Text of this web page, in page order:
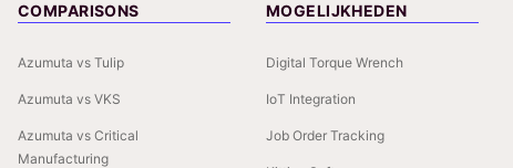
COMPARISONS
Azumuta vs Tulip
Azumuta vs VKS
Azumuta vs Critical
Manufacturing
MOGELIJKHEDEN
Digital Torque Wrench
IoT Integration
Job Order Tracking